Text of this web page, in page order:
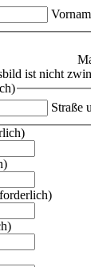
ist nicht
Straße